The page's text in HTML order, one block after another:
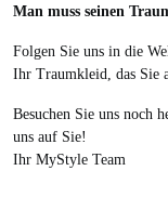
Man muss seinen
Folgen Sie uns in die
Ihr Traumkleid, das Sie
Besuchen Sie uns noch
uns auf Sie!
Ihr MyStyle Team